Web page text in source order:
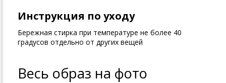
Инструкция по уходу
Бережная стирка при температуре не более 40
градусов отдельно от других вещей
Весь образ на фото